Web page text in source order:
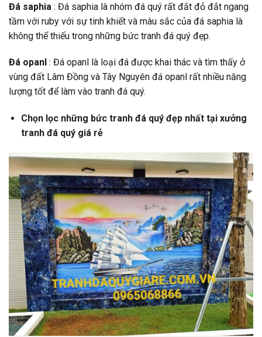
Đá saphia : Đá saphia là nhóm đá quý rất đắt đỏ đắt ngang
tầm với ruby với sự tinh khiết và màu sắc của đá saphia là
không thể thiếu trong những bức tranh đá quý đẹp.
Đá opanl : Đá opanl là loại đá được khai thác và tìm thấy ở
vùng đất Lâm Đồng và Tây Nguyên đá opanl rất nhiều năng
lượng tốt để làm vào tranh đá quý.
Chọn lọc những bức tranh đá quý đẹp nhất tại xưởng
tranh đá quý giá rẻ